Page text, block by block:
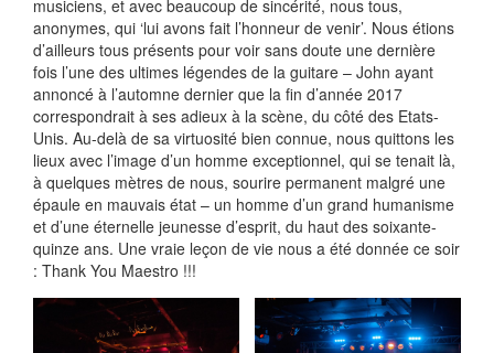
musiciens, et avec beaucoup de sincérité, nous tous,
anonymes, qui ‘lui avons fait l’honneur de venir’. Nous étions
d’ailleurs tous présents pour voir sans doute une dernière
fois l’une des ultimes légendes de la guitare – John ayant
annoncé à l’automne dernier que la fin d’année 2017
correspondrait à ses adieux à la scène, du côté des Etats-
Unis. Au-delà de sa virtuosité bien connue, nous quittons les
lieux avec l’image d’un homme exceptionnel, qui se tenait là,
à quelques mètres de nous, sourire permanent malgré une
épaule en mauvais état – un homme d’un grand humanisme
et d’une éternelle jeunesse d’esprit, du haut des soixante-
quinze ans. Une vraie leçon de vie nous a été donnée ce soir
: Thank You Maestro !!!